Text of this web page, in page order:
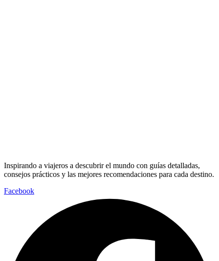
Inspirando a viajeros a descubrir el mundo con guías detalladas,
consejos prácticos y las mejores recomendaciones para cada destino.
Facebook